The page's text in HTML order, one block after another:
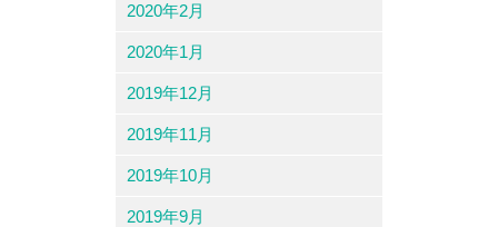
2020年2月
2020年1月
2019年12月
2019年11月
2019年10月
2019年9月